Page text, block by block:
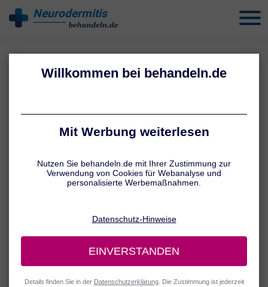
Neurodermitisbehandeln
Neurodermitis erkennen: So
Bei Neurodermitis handelt es sich um eine entzündliche
Symptomen. Die Hautveränderungen treten je nach Alter an
bestimmten Körperstellen bevorzugt auf.
Neurodermitis wird in der medizinischen Fachsprache als